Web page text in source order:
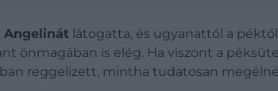
Angelinát látogatta, és ugyanattól a
önmagában is elég. Ha viszont a
reggelizett, mintha tudatosan